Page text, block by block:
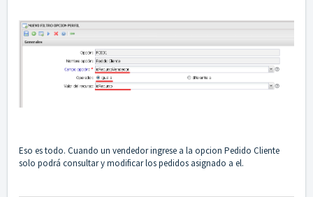
Eso es todo. Cuando un vendedor ingrese a la opcion Pedido Cliente
solo podrá consultar y modificar los pedidos asignado a el.